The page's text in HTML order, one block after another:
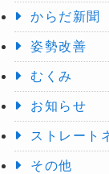
からだ新聞
姿勢改善
むくみ
お知らせ
ストレート
その他